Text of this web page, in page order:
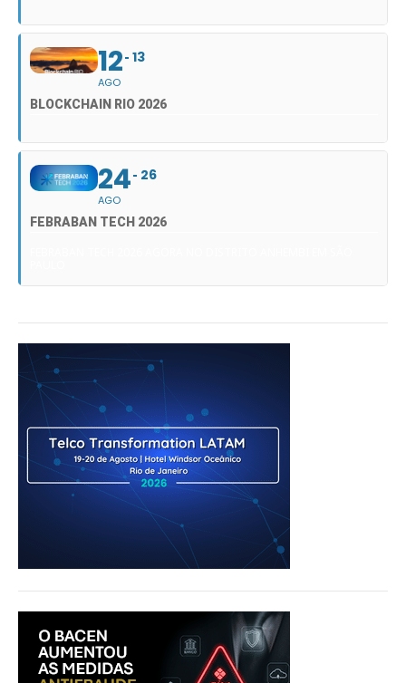
12
AGO
13
BLOCKCHAIN RIO 2026
24
AGO
26
FEBRABAN TECH 2026